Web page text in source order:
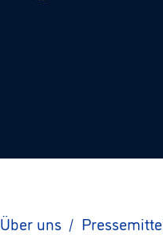
Über uns /